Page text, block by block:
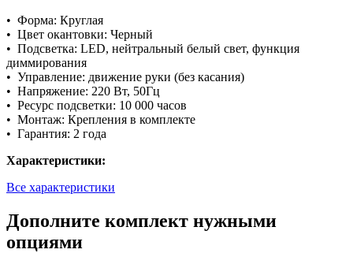
• Форма: Круглая
• Цвет окантовки: Черный
• Подсветка: LED, нейтральный белый свет, функция
диммирования
• Управление: движение руки (без касания)
• Напряжение: 220 Вт, 50Гц
• Ресурс подсветки: 10 000 часов
• Монтаж: Крепления в комплекте
• Гарантия: 2 года
Характеристики:
Все характеристики
Дополните комплект нужными
опциями